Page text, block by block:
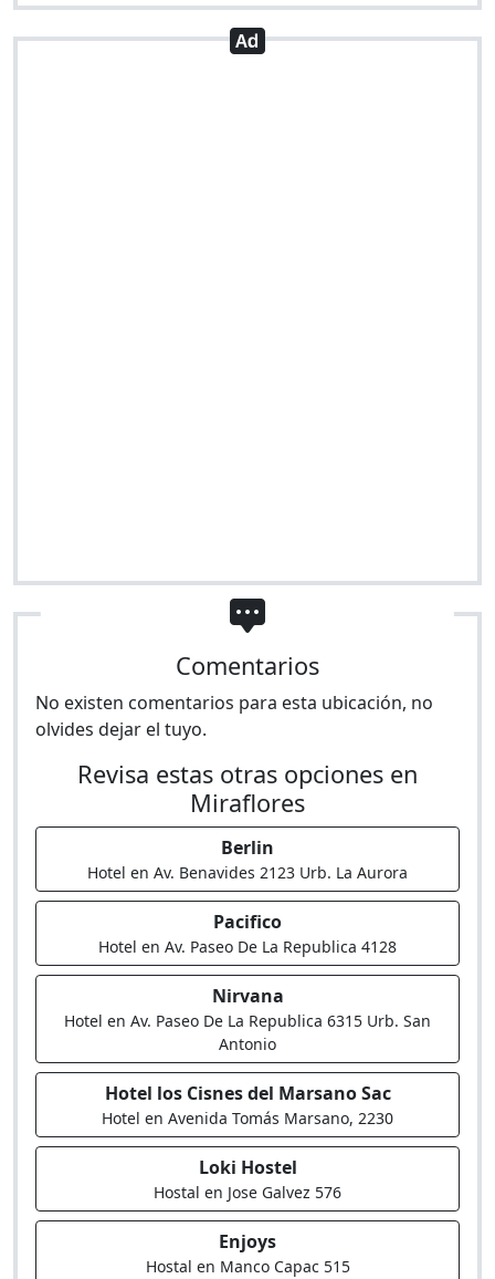
Comentarios
No existen comentarios para esta ubicación, no
olvides dejar el tuyo.
Revisa estas otras opciones en
Miraflores
Berlin
Hotel en Av. Benavides 2123 Urb. La Aurora
Pacifico
Hotel en Av. Paseo De La Republica 4128
Nirvana
Hotel en Av. Paseo De La Republica 6315 Urb. San
Antonio
Hotel los Cisnes del Marsano Sac
Hotel en Avenida Tomás Marsano, 2230
Loki Hostel
Hostal en Jose Galvez 576
Enjoys
Hostal en Manco Capac 515